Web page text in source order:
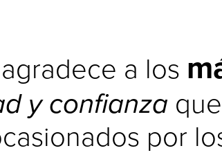
a los
y confianza
por